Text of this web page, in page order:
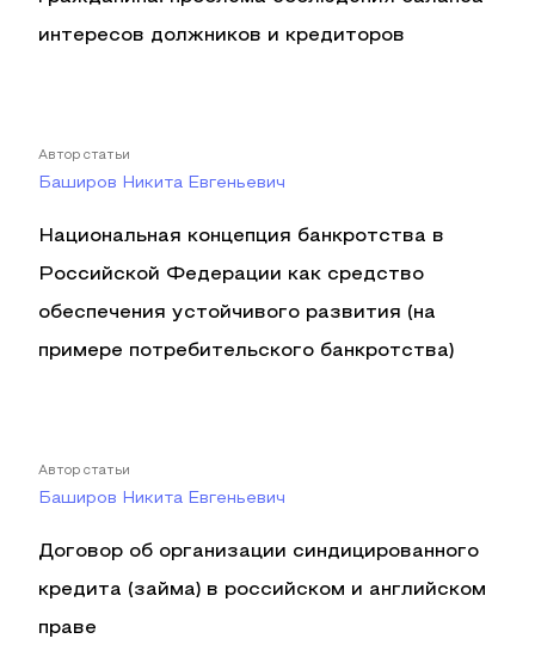
интересов должников и кредиторов
Автор статьи
Баширов Никита Евгеньевич
Национальная концепция банкротства в
Российской Федерации как средство
обеспечения устойчивого развития (на
примере потребительского банкротства)
Автор статьи
Баширов Никита Евгеньевич
Договор об организации синдицированного
кредита (займа) в российском и английском
праве